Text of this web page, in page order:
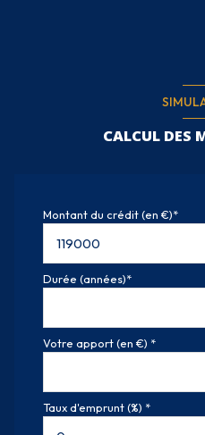
CALCUL DES
Montant du crédit (en €)*
Durée (années)*
Votre apport (en €) *
Taux d'emprunt (%) *